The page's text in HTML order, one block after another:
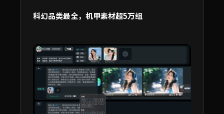
科幻品类最全，机甲素材超5万组